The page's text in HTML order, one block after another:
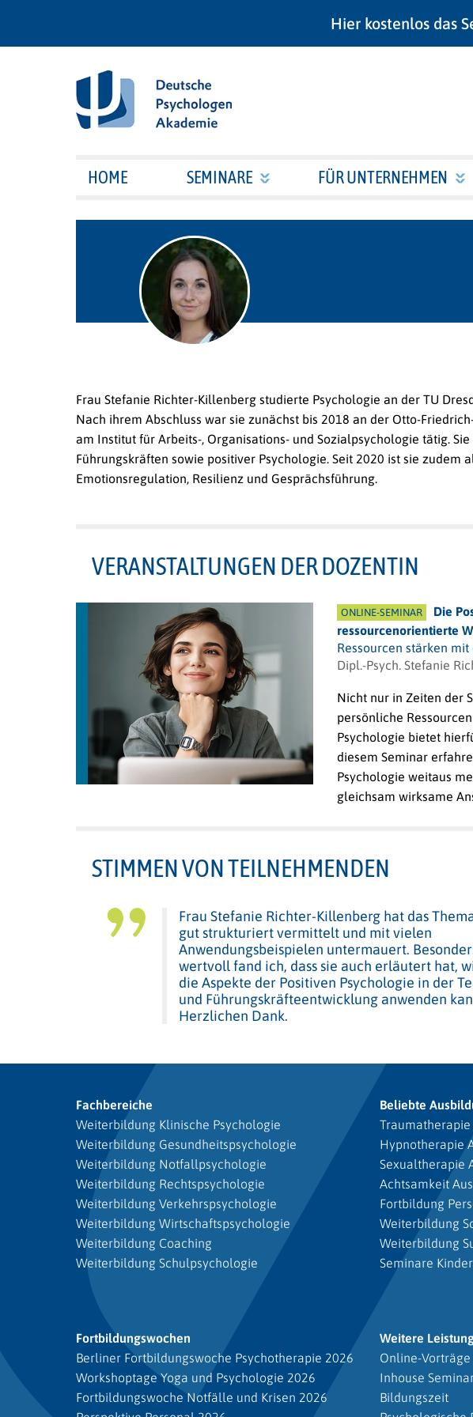
Hier kostenlos das
HOME SEMINARE FÜR UNTERNEHMEN
Frau Stefanie Richter-Killenberg studierte Psychologie an der TU
Nach ihrem Abschluss war sie zunächst bis 2018 an der Otto-
am Institut für Arbeits-, Organisations- und Sozialpsychologie tätig.
Führungskräften sowie positiver Psychologie. Seit 2020 ist sie
Emotionsregulation, Resilienz und Gesprächsführung.
VERANSTALTUNGEN DER DOZENTIN
ONLINE-SEMINAR
Die
ressourcenorientierte
Ressourcen stärken mit
Dipl.-Psych. Stefanie
Nicht nur in Zeiten der
persönliche
Psychologie bietet
diesem Seminar
Psychologie weitaus
gleichsam wirksame
STIMMEN VON TEILNEHMENDEN
Frau Stefanie Richter-Killenberg hat das
gut strukturiert vermittelt und mit vielen
Anwendungsbeispielen untermauert.
wertvoll fand ich, dass sie auch erläutert hat,
die Aspekte der Positiven Psychologie in der
und Führungskräfteentwicklung anwenden
Herzlichen Dank.
Fachbereiche
Weiterbildung Klinische Psychologie
Weiterbildung Gesundheitspsychologie
Weiterbildung Notfallpsychologie
Weiterbildung Rechtspsychologie
Weiterbildung Verkehrspsychologie
Weiterbildung Wirtschaftspsychologie
Weiterbildung Coaching
Weiterbildung Schulpsychologie
Beliebte
Hypnotherapie
Sexualtherapie
Achtsamkeit
Fortbildung
Weiterbildung
Weiterbildung
Seminare
Fortbildungswochen
Berliner Fortbildungswoche Psychotherapie 2026
Workshoptage Yoga und Psychologie 2026
Fortbildungswoche Notfälle und Krisen 2026
Weitere
Online-Vorträge
Inhouse
Bildungszeit